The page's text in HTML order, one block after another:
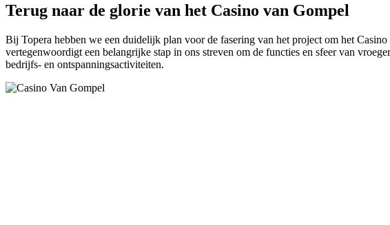
Terug naar de glorie van het Casino van Gompel
Bij Topera hebben we een duidelijk plan voor de fasering van het project om het
vertegenwoordigt een belangrijke stap in ons streven om de functies en sfeer van
bedrijfs- en ontspanningsactiviteiten.